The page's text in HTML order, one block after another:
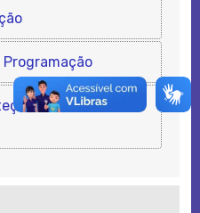
de Dados